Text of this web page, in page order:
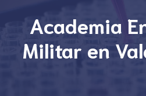
Academia
Militar en